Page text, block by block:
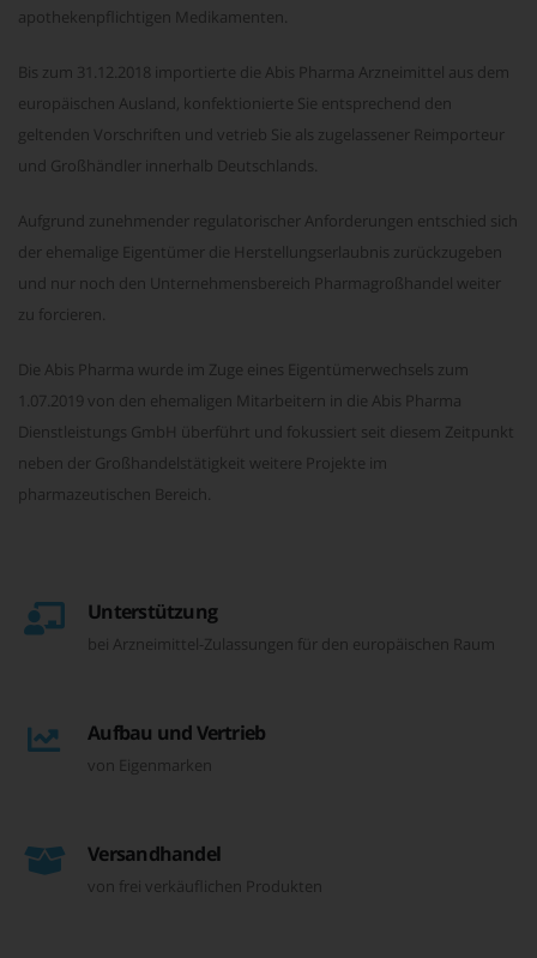
apothekenpflichtigen Medikamenten.
Bis zum 31.12.2018 importierte die Abis Pharma Arzneimittel aus dem
europäischen Ausland, konfektionierte Sie entsprechend den
geltenden Vorschriften und vetrieb Sie als zugelassener Reimporteur
und Großhändler innerhalb Deutschlands.
Aufgrund zunehmender regulatorischer Anforderungen entschied sich
der ehemalige Eigentümer die Herstellungserlaubnis zurückzugeben
und nur noch den Unternehmensbereich Pharmagroßhandel weiter
zu forcieren.
Die Abis Pharma wurde im Zuge eines Eigentümerwechsels zum
1.07.2019 von den ehemaligen Mitarbeitern in die Abis Pharma
Dienstleistungs GmbH überführt und fokussiert seit diesem Zeitpunkt
neben der Großhandelstätigkeit weitere Projekte im
pharmazeutischen Bereich.
Unterstützung
bei Arzneimittel-Zulassungen für den europäischen Raum
Aufbau und Vertrieb
von Eigenmarken
Versandhandel
von frei verkäuflichen Produkten